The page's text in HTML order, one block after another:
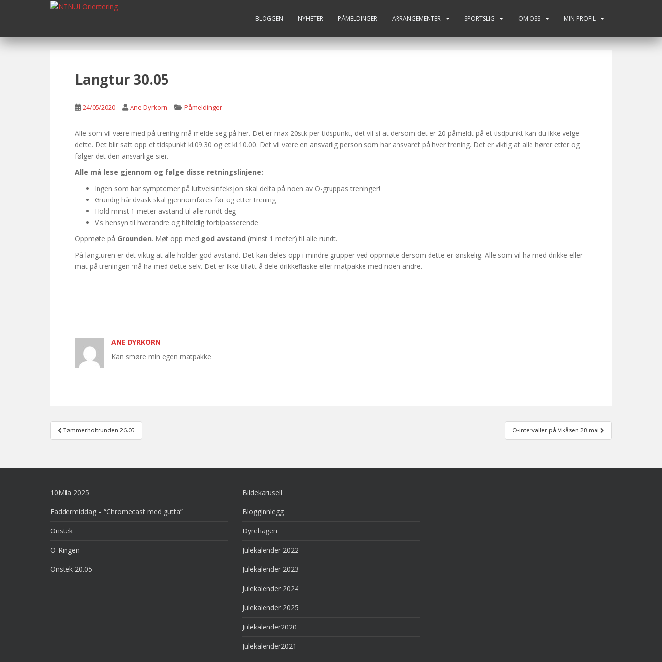
p
BLOGGEN NYHETER PÅMELDINGER ARRANGEMENTER SPORTSLIG OM OSS MIN PROFIL
Langtur 30.05
24/05/2020 Ane Dyrkorn Påmeldinger
Alle som vil være med på trening må melde seg på her. Det er max 20stk per tidspunkt, det vil si at dersom det er 20 påmeldt på et tisdpunkt kan du ikke velge
dette. Det blir satt opp et tidspunkt kl.09.30 og et kl.10.00. Det vil være en ansvarlig person som har ansvaret på hver trening. Det er viktig at alle hører etter og
følger det den ansvarlige sier.
Alle må lese gjennom og følge disse retningslinjene:
Ingen som har symptomer på luftveisinfeksjon skal delta på noen av O-gruppas treninger!
Grundig håndvask skal gjennomføres før og etter trening
Hold minst 1 meter avstand til alle rundt deg
Vis hensyn til hverandre og tilfeldig forbipasserende
Oppmøte på Grounden. Møt opp med god avstand (minst 1 meter) til alle rundt.
På langturen er det viktig at alle holder god avstand. Det kan deles opp i mindre grupper ved oppmøte dersom dette er ønskelig. Alle som vil ha med drikke eller
mat på treningen må ha med dette selv. Det er ikke tillatt å dele drikkeflaske eller matpakke med noen andre.
ANE DYRKORN
Kan smøre min egen matpakke
Post
navigation
Tømmerholtrunden 26.05 O-intervaller på Vikåsen 28.mai
10Mila 2025
Faddermiddag – “Chromecast med gutta”
Onstek
O-Ringen
Onstek 20.05
Bildekarusell
Blogginnlegg
Dyrehagen
Julekalender 2022
Julekalender 2023
Julekalender 2024
Julekalender 2025
Julekalender2020
Julekalender2021